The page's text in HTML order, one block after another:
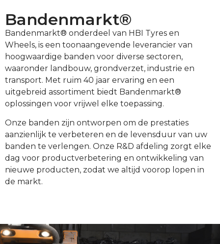
Bandenmarkt®
Bandenmarkt® onderdeel van HBI Tyres en
Wheels, is een toonaangevende leverancier van
hoogwaardige banden voor diverse sectoren,
waaronder landbouw, grondverzet, industrie en
transport. Met ruim 40 jaar ervaring en een
uitgebreid assortiment biedt Bandenmarkt®
oplossingen voor vrijwel elke toepassing.
Onze banden zijn ontworpen om de prestaties
aanzienlijk te verbeteren en de levensduur van uw
banden te verlengen. Onze R&D afdeling zorgt elke
dag voor productverbetering en ontwikkeling van
nieuwe producten, zodat we altijd voorop lopen in
de markt.